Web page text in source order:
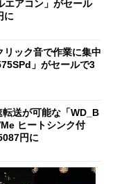
アコン」がセール
に
ック音で作業に集中
」がセールで3
送が可能な「WD_B
ヒートシンク付
円に